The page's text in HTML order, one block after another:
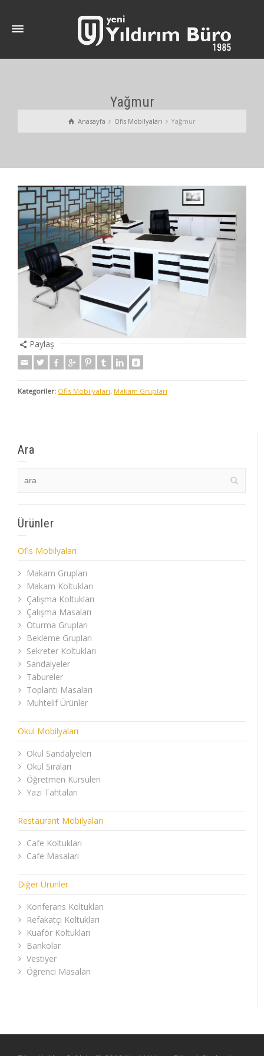
Yağmur
Anasayfa Ofis Mobilyaları Yağmur
Paylaş
Kategoriler: Ofis Mobilyaları, Makam Grupları
Ara
Ürünler
Ofis Mobilyaları
Makam Grupları
Makam Koltukları
Çalışma Koltukları
Çalışma Masaları
Oturma Grupları
Bekleme Grupları
Sekreter Koltukları
Sandalyeler
Tabureler
Toplantı Masaları
Muhtelif Ürünler
Okul Mobilyaları
Okul Sandalyeleri
Okul Sıraları
Öğretmen Kürsüleri
Yazı Tahtaları
Restaurant Mobilyaları
Cafe Koltukları
Cafe Masaları
Diğer Ürünler
Konferans Koltukları
Refakatçi Koltukları
Kuaför Koltukları
Bankolar
Vestiyer
Öğrenci Masaları